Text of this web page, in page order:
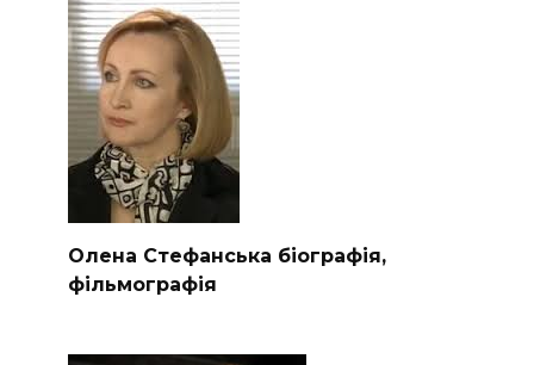
Олена Стефанська біографія,
фільмографія